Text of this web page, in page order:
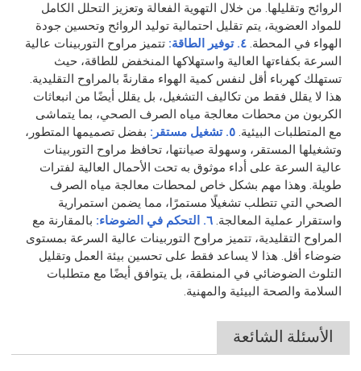
الروائح وتقليلها. من خلال التهوية الفعالة وتعزيز التحلل الكامل
للمواد العضوية، يتم تقليل احتمالية توليد الروائح وتحسين جودة
الهواء في المحطة.٤. توفير الطاقة:
تتميز مراوح التوربينات عالية
السرعة بكفاءتها العالية واستهلاكها المنخفض للطاقة، حيث
تستهلك كهرباء أقل لنفس كمية الهواء مقارنةً بالمراوح التقليدية.
هذا لا يقلل فقط من تكاليف التشغيل، بل يقلل أيضًا من انبعاثات
الكربون من محطات معالجة مياه الصرف الصحي، بما يتماشى
مع المتطلبات البيئية.٥. تشغيل مستقر:
بفضل تصميمها المتطور،
وتشغيلها المستقر، وسهولة صيانتها، تحافظ مراوح التوربينات
عالية السرعة على أداء موثوق به تحت الأحمال العالية لفترات
طويلة. وهذا مهم بشكل خاص لمحطات معالجة مياه الصرف
الصحي التي تتطلب تشغيلًا مستمرًا، مما يضمن استمرارية
واستقرار عملية المعالجة.٦. التحكم في الضوضاء:
بالمقارنة مع
المراوح التقليدية، تتميز مراوح التوربينات عالية السرعة بمستوى
ضوضاء أقل. هذا لا يساعد فقط على تحسين بيئة العمل وتقليل
التلوث الضوضائي في المنطقة، بل يتوافق أيضًا مع متطلبات
السلامة والصحة البيئية والمهنية.
الأسئلة الشائعة